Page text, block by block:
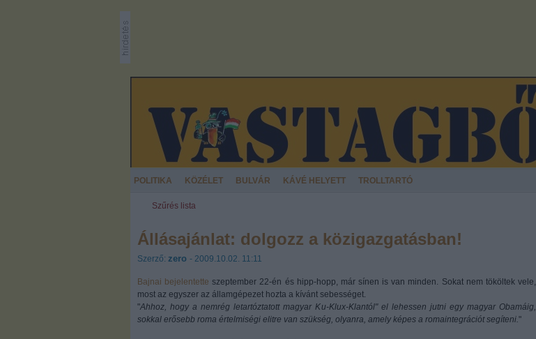
POLITIKA KÖZÉLET BULVÁR KÁVÉ HELYETT TROLLTARTÓ
Szűrés lista
Állásajánlat: dolgozz a közigazgatásban!
Szerző: zero - 2009.10.02. 11:11
Bajnai bejelentette szeptember 22-én és hipp-hopp, már sínen is van minden. Sokat nem tököltek vele,
most az egyszer az államgépezet hozta a kívánt sebességet.
"Ahhoz, hogy a nemrég letartóztatott magyar Ku-Klux-Klantól" el lehessen jutni egy magyar Obamáig,
sokkal erősebb roma értelmiségi elitre van szükség, olyanra, amely képes a romaintegrációt segíteni."